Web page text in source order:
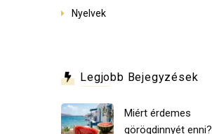
Nyelvek
Legjobb Bejegyzések
Miért érdemes
görögdinnyét enni?